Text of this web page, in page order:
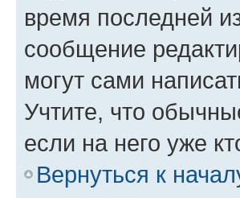
время последней
сообщение
могут сами
Учтите, что
если на него уже
Вернуться к